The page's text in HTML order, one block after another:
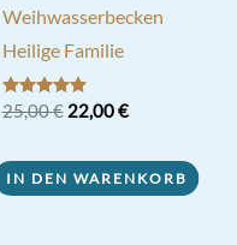
Weihwasserbecken
Heilige Familie
Bewertet mit
5.00
25,00€ Ursprünglicher
25,00 €
22,00€Aktueller
22,00 €.
IN DEN WARENKORB